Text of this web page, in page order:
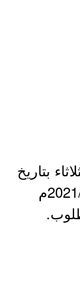
بتاريخ
1443/05/03هـ الموافق 2021/12/07م